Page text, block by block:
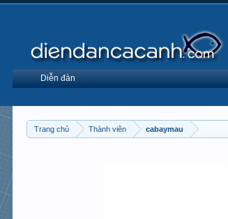
Trang chủ Thành viên cabaymau
Diễn đàn